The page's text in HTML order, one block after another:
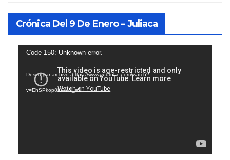
Crónica Del 9 De Enero – Juliaca
Reproductor
vídeo
Code 150: Unknown error.
Descargar archivo: https://www.youtube.com/watch?
v=EhSPkop8KPY&_=1